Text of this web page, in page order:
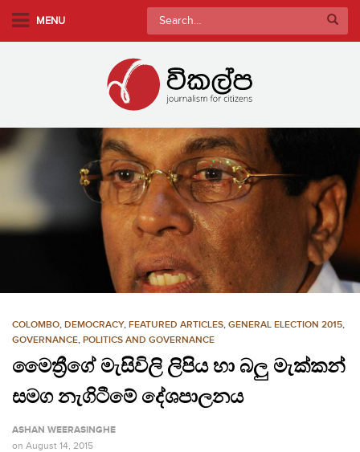
m
a
o
e
MENU
Search
for:
COLOMBO, DEMOCRACY, FEATURED ARTICLES, GENERAL ELECTION 2015,
GOVERNANCE, POLITICS AND GOVERNANCE
මෛත්‍රීගේ මැසිවිලි ලිපිය හා බලු මැක්කන්
සමග නැගිටීමේ දේශපාලනය
ASHAN WEERASINGHE
on August 14, 2015